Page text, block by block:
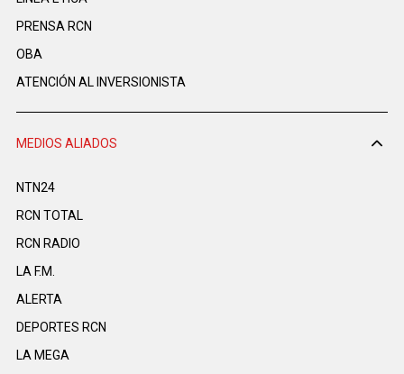
PRENSA RCN
OBA
ATENCIÓN AL INVERSIONISTA
MEDIOS ALIADOS
NTN24
RCN TOTAL
RCN RADIO
LA F.M.
ALERTA
DEPORTES RCN
LA MEGA